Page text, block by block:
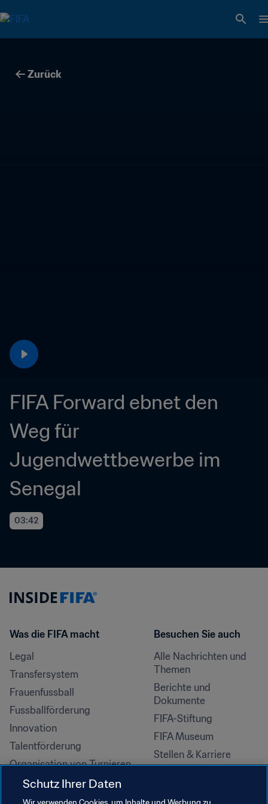
Zurück
FIFA Forward ebnet den
Weg für
Jugendwettbewerbe im
Senegal
03:42
Was die FIFA macht
Legal
Transfersystem
Frauenfussball
Fussballförderung
Innovation
Talentförderung
Organisation von Turnieren
Nachhaltigkeit
Menschenrechte und
Besuchen Sie auch
Alle Nachrichten und
Themen
Berichte und
Dokumente
FIFA-Stiftung
FIFA Museum
Stellen & Karriere
Schutz Ihrer Daten